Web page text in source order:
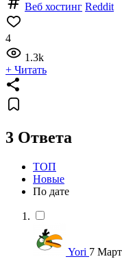
Веб хостинг Reddit
4
1.3k
+ Читать
3 Ответа
ТОП
Новые
По дате
Yori 7